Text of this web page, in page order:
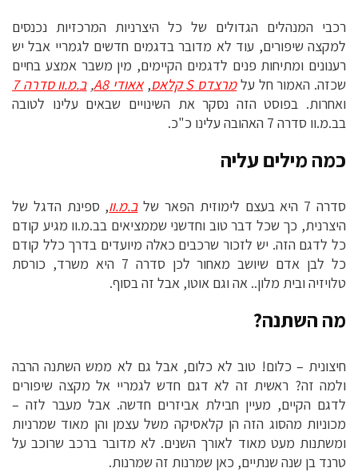
רכבי המנהלים הגדולים של כל היצרניות המרכזיות נכנסים
למקצה שיפורים, עוד לא מדובר בדגמים חדשים לגמריי אבל יש
רענונים ומתיחות פנים לדגמים הקיימים, מין משבר אמצע בחיים
שכזה. האמור חל עלמרצדס S קלאס ,אאודי A8 , ב.מ.וו סדרה 7
ואחרות. בפוסט הזה נסקר את השינויים שבאים עלינו לטובה
בב.מ.וו סדרה 7 האהובה עלינו כ"כ.
כמה מילים עליה
סדרה 7 היא בעצם לימוזית הפאר של ב.מ.וו, ספינת הדגל של
היצרנית, כך שכל דבר טוב וחדשני שממציאים בב.מ.וו מגיע קודם
כל לדגם הזה. יש לזכור שרכבים כאלה מיועדים בדרך כלל קודם
כל לבן אדם שיושב מאחור לכן סדרה 7 היא משרד, כורסת
טלויזיה ובית מלון.. אה וגם אוטו, אבל זה בסוף.
מה השתנה?
חיצונית – כלום! טוב לא כלום, אבל גם לא ממש השתנה הרבה
ולמה זה? ראשית זה לא דגם חדש לגמריי אל מקצה שיפורים
לדגם הקיים, מעיין חבילת אביזרים חדשה. אבל מעבר לזה –
מכוניות מהסוג הזה הן קלאסיקה משל עצמן והן מאוד שמרניות
ומשתנות מעט מאוד לאורך השנים. לא מדובר ברכב שרוכב על
טרנד בן שנה שנתיים, כאן שמרנות זה שמרנות.